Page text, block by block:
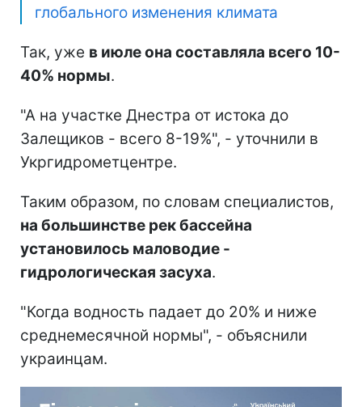
глобального изменения климата
Так, уже в июле она составляла всего 10-
40% нормы.
"А на участке Днестра от истока до
Залещиков - всего 8-19%", - уточнили в
Укргидрометцентре.
Таким образом, по словам специалистов,
на большинстве рек бассейна
установилось маловодие -
гидрологическая засуха.
"Когда водность падает до 20% и ниже
среднемесячной нормы", - объяснили
украинцам.